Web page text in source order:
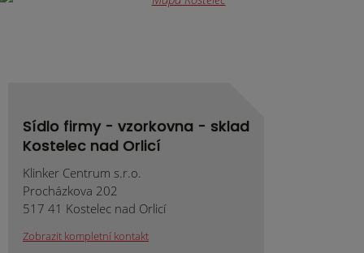
Sídlo firmy - vzorkovna - sklad
Kostelec nad Orlicí
Klinker Centrum s.r.o.
Procházkova 202
517 41 Kostelec nad Orlicí
Zobrazit kompletní kontakt